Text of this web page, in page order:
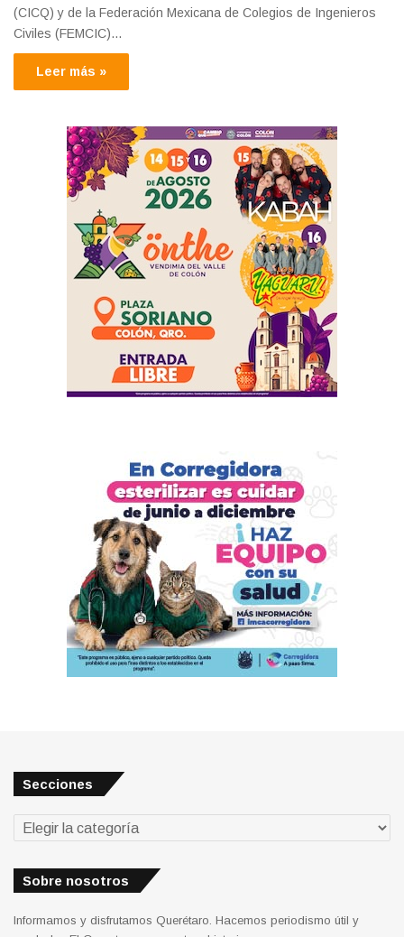
(CICQ) y de la Federación Mexicana de Colegios de Ingenieros
Civiles (FEMCIC)…
Leer más »
Secciones
Secciones
Sobre nosotros
Informamos y disfrutamos Querétaro. Hacemos periodismo útil y